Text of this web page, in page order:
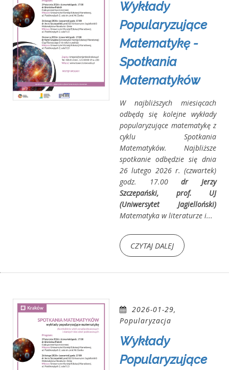
Wykłady
Popularyzujące
Matematykę -
Spotkania
Matematyków
W najbliższych miesiącach
odbędą się kolejne wykłady
popularyzujące matematykę z
cyklu Spotkania
Matematyków. Najbliższe
spotkanie odbędzie się dnia
26 lutego 2026 r. (czwartek)
godz. 17.00dr Jerzy
Szczepański, prof. UJ
(Uniwersytet Jagielloński)
Matematyka w literaturze i...
CZYTAJ DALEJ
2026-01-29,
Popularyzacja
Wykłady
Popularyzujące